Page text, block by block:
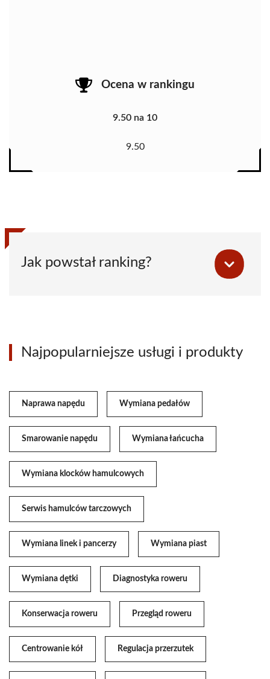
Ocena w rankingu
9.50 na 10
9.50
Jak powstał ranking?
Najpopularniejsze usługi i produkty
Naprawa napędu Wymiana pedałów
Smarowanie napędu Wymiana łańcucha
Wymiana klocków hamulcowych
Serwis hamulców tarczowych
Wymiana linek i pancerzy Wymiana piast
Wymiana dętki Diagnostyka roweru
Konserwacja roweru Przegląd roweru
Centrowanie kół Regulacja przerzutek